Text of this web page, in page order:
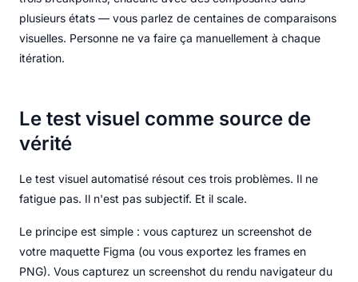
plusieurs états — vous parlez de centaines de comparaisons
visuelles. Personne ne va faire ça manuellement à chaque
itération.
Le test visuel comme source de
vérité
Le test visuel automatisé résout ces trois problèmes. Il ne
fatigue pas. Il n'est pas subjectif. Et il scale.
Le principe est simple : vous capturez un screenshot de
votre maquette Figma (ou vous exportez les frames en
PNG). Vous capturez un screenshot du rendu navigateur du